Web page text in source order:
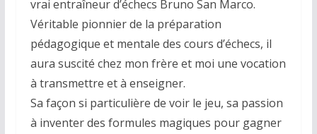
vrai entraîneur d’échecs Bruno San Marco.
Véritable pionnier de la préparation
pédagogique et mentale des cours d’échecs, il
aura suscité chez mon frère et moi une vocation
à transmettre et à enseigner.
Sa façon si particulière de voir le jeu, sa passion
à inventer des formules magiques pour gagner